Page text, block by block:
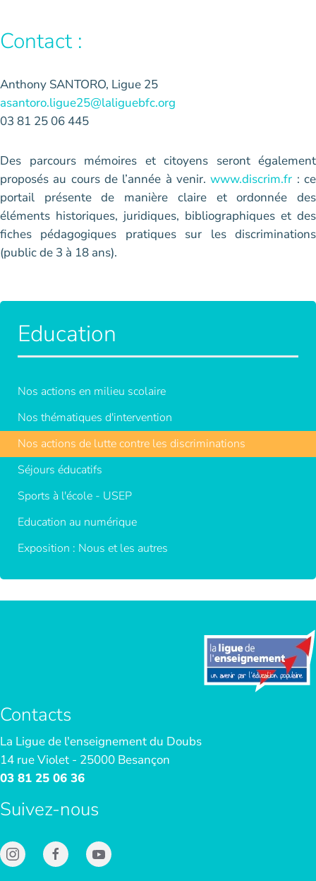
Contact :
Anthony SANTORO, Ligue 25
asantoro.ligue25@laliguebfc.org
03 81 25 06 445
Des parcours mémoires et citoyens seront également
proposés au cours de l’année à venir.www.discrim.fr : ce
portail présente de manière claire et ordonnée des
éléments historiques, juridiques, bibliographiques et des
fiches pédagogiques pratiques sur les discriminations
(public de 3 à 18 ans).
Education
Nos actions en milieu scolaire
Nos thématiques d'intervention
Nos actions de lutte contre les discriminations
Séjours éducatifs
Sports à l'école - USEP
Education au numérique
Exposition : Nous et les autres
Contacts
La Ligue de l'enseignement du Doubs
14 rue Violet - 25000 Besançon
03 81 25 06 36
Suivez-nous